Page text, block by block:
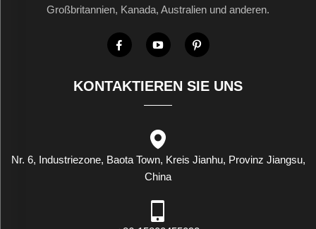
Großbritannien, Kanada, Australien und anderen.
KONTAKTIEREN SIE UNS
Nr. 6, Industriezone, Baota Town, Kreis Jianhu, Provinz Jiangsu,
China